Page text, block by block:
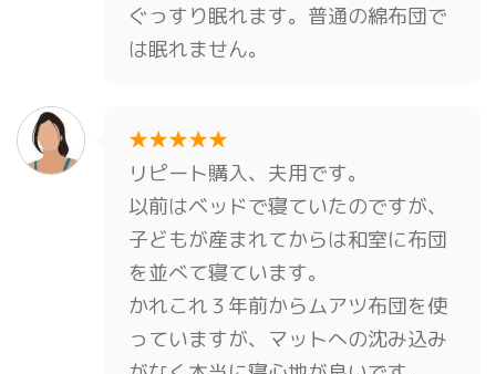
ぐっすり眠れます。普通の綿布団で
は眠れません。
★★★★★
リピート購入、夫用です。
以前はベッドで寝ていたのですが、
子どもが産まれてからは和室に布団
を並べて寝ています。
かれこれ３年前からムアツ布団を使
っていますが、マットへの沈み込み